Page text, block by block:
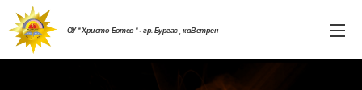
ОУ " Христо Ботев " - гр. Бургас , кв.Ветрен